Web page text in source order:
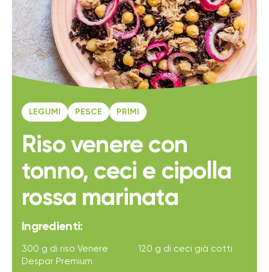
LEGUMI PESCE PRIMI
Riso venere con
tonno, ceci e cipolla
rossa marinata
Ingredienti:
300 g di riso Venere
Despar Premium
120 g di ceci già cotti